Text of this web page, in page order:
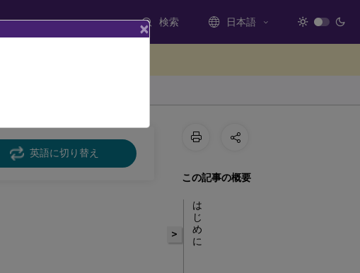
検索 日本語
英語に切り替え
>
この記事の概要
は
じ
め
に
×